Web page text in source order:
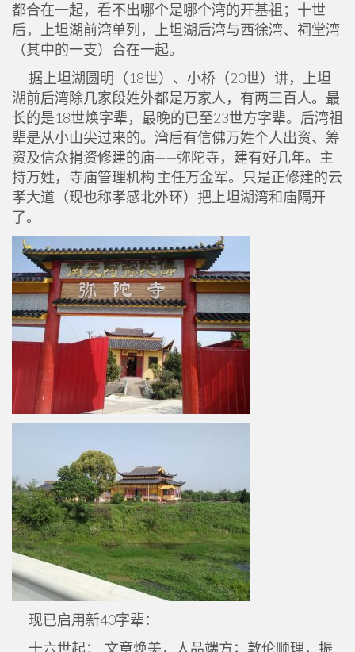
都合在一起，看不出哪个是哪个湾的开基祖；十世
后，上坦湖前湾单列，上坦湖后湾与西徐湾、祠堂湾
（其中的一支）合在一起。
据上坦湖圆明（18世）、小桥（20世）讲，上坦
湖前后湾除几家段姓外都是万家人，有两三百人。最
长的是18世焕字辈，最晚的已至23世方字辈。后湾祖
辈是从小山尖过来的。湾后有信佛万姓个人出资、筹
资及信众捐资修建的庙——弥陀寺，建有好几年。主
持万姓，寺庙管理机构 主任万金军。只是正修建的云
孝大道（现也称孝感北外环）把上坦湖湾和庙隔开
了。
现已启用新40字辈：
十六世起： 文章焕美，人品端方；敦伦顺理，振